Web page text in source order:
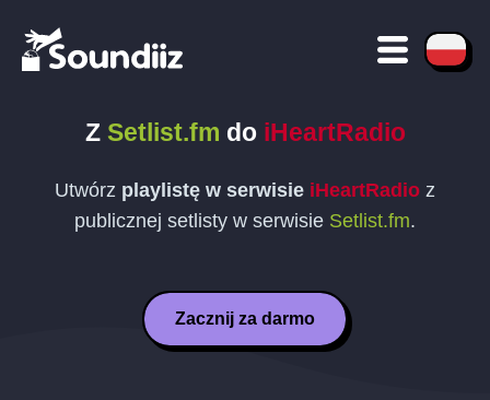
Z Setlist.fm do iHeartRadio
Utwórz playlistę w serwisie iHeartRadio z
publicznej setlisty w serwisie Setlist.fm.
Zacznij za darmo